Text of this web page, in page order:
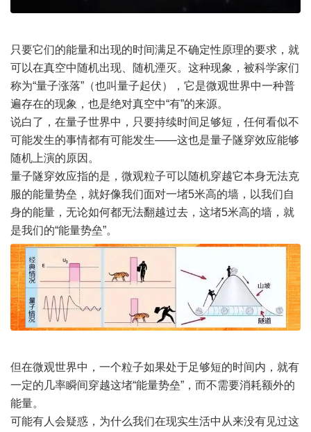
只要它们的能量和出现的时间满足不确定性原理的要求，就
可以在真空中随机出现、随机湮灭。这种现象，被科学家们
称为“量子涨落”（也叫量子起伏），它是微观世界中一种普
遍存在的现象，也是绝对真空中“有”的来源。
说白了，在量子世界中，只要持续时间足够短，任何看似不
可能发生的事情都有可能发生——这也是量子隧穿效应能够
随机上演的原因。
量子隧穿效应指的是，微观粒子可以随机穿越它本身无法克
服的能量势垒，就好像我们面对一堵5米高的墙，以我们自
身的能量，无论如何都无法翻越过去，这堵5米高的墙，就
是我们的“能量势垒”。
但在微观世界中，一个粒子如果处于足够短的时间内，就有
一定的几率瞬间穿越这堵“能量势垒”，而不需要消耗额外的
能量。
可能有人会疑惑，为什么我们在现实生活中从来没有见过这